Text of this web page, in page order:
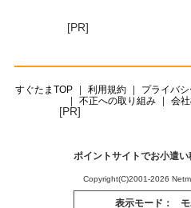
[PR]
すぐたまTOP 利用規約 プライバ
不正への取り組み
会
[PR]
ポイントサイトでお小遣い
Copyright(C)2001-2026
表示モード：